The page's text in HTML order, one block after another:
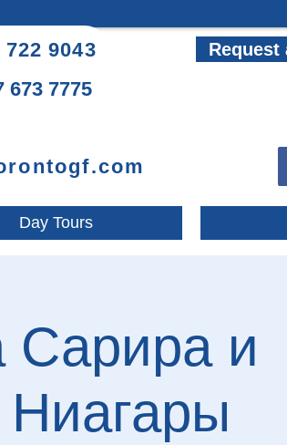
722 9043
673 7775
Request
Day Tours
Сарира и